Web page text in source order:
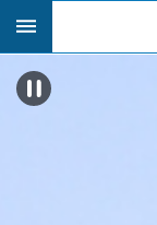
跳到主要內容區塊